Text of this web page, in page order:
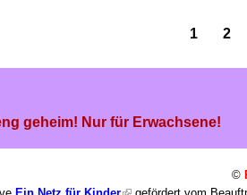
1 2
geheim! Nur für Erwachsene!
©